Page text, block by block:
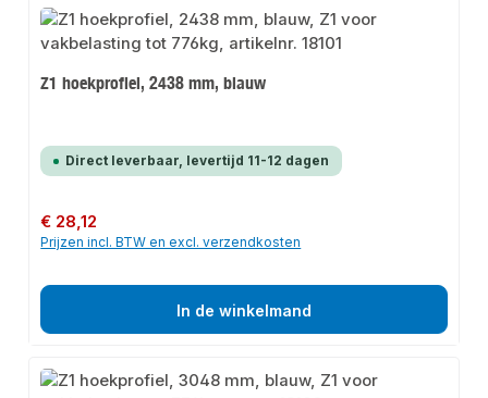
Z1 hoekprofiel, 2438 mm, blauw
Direct leverbaar, levertijd 11-12 dagen
Normale prijs:
€ 28,12
Prijzen incl. BTW en excl. verzendkosten
In de winkelmand